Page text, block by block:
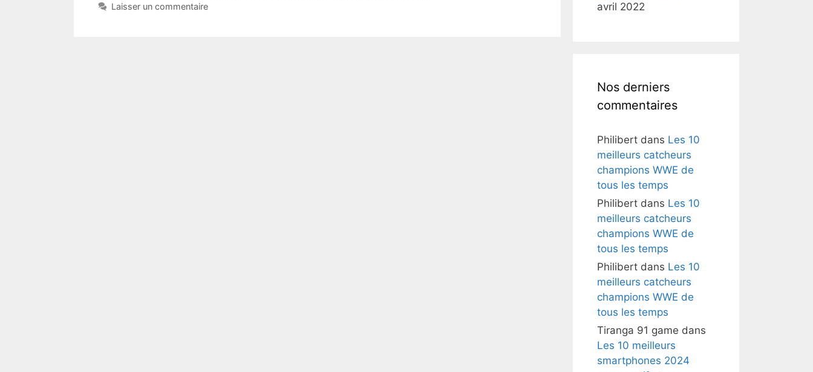
Laisser un commentaire
avril 2022
Nos derniers
commentaires
Philibert dans Les 10
meilleurs catcheurs
champions WWE de
tous les temps
Philibert dans Les 10
meilleurs catcheurs
champions WWE de
tous les temps
Philibert dans Les 10
meilleurs catcheurs
champions WWE de
tous les temps
Tiranga 91 game dans
Les 10 meilleurs
smartphones 2024